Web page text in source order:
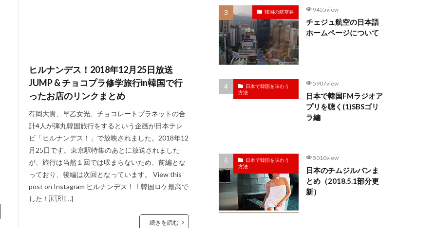
ヒルナンデス！2018年12月25日放送
JUMP & チョコプラ修学旅行in韓国で行
ったお店のリンクまとめ
有岡大貴、早乙女光、チョコレートプラネットの合
計4人が弾丸韓国旅行をするという企画が日本テレ
ビ「ヒルナンデス！」で放映されました。2018年12
月25日です。東京駅特集のあとに放送されました
が、旅行は当然１回では収まらないため、前編とな
っており、後編は次回となっています。 View this
post on Instagram ヒルナンデス！！韓国ロケ最高で
した！🇰🇷 […]
続きを読む
韓国の航空券 9455view
チェジュ航空の日本語
ホームページについて
日本で韓国を味わう
方法
5907view
日本で韓国FMラジオア
プリを聴く(1)SBSゴリ
ラ編
日本で韓国を味わう
方法
5010view
日本のチムジルバンま
とめ（2018.5.1部分更
新）